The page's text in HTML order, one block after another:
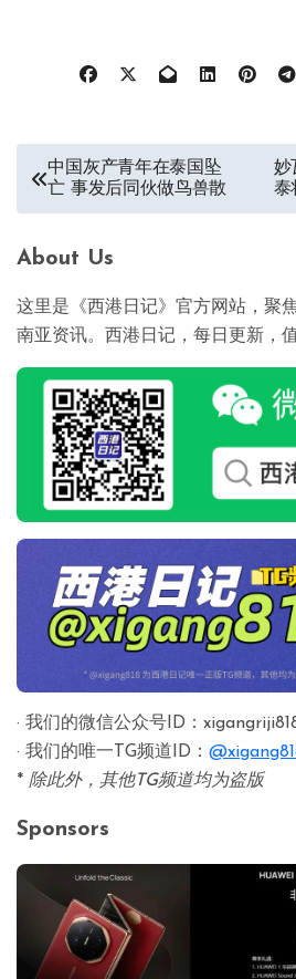
中国灰产青年在泰国坠
亡 事发后同伙做鸟兽散
妙
泰
About Us
这里是《西港日记》官方网站，聚
南亚资讯。西港日记，每日更新，
· 我们的微信公众号ID：
· 我们的唯一TG频道ID：
* 除此外，其他TG频道均为盗版
Sponsors